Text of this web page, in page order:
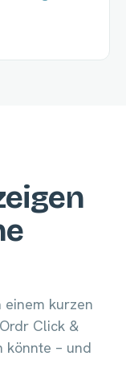
einem kurzen
Click &
könnte – und